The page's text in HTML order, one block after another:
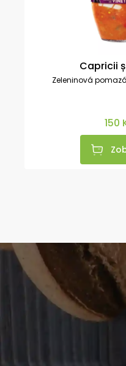
Capricii
Zeleninová
150